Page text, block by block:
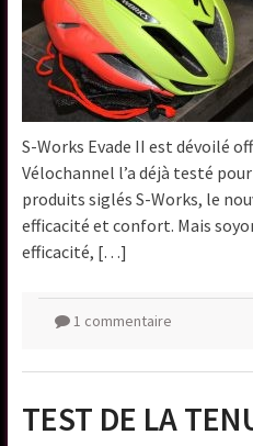
S-Works Evade II est dévoilé
Vélochannel l’a déjà testé
produits siglés S-Works, le
efficacité et confort. Mais
efficacité, […]
1 commentaire
TEST DE LA